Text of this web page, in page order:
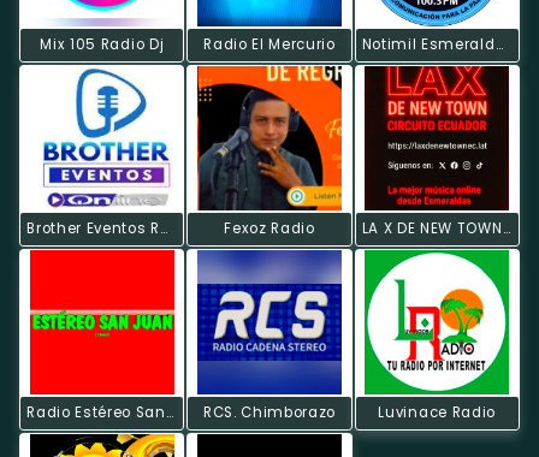
Mix 105 Radio Dj Radio El Mercurio Notimil Esmeraldas
Brother Eventos Radio Online Fexoz Radio LA X DE NEW TOWN CIRCUITO ECUADOR
Radio Estéreo San Juan RCS. Chimborazo Luvinace Radio